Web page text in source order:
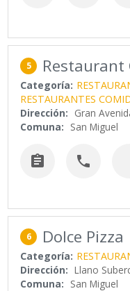
5 Restaurant
Categoría:
RESTAURANTES
Dirección: Gran
Comuna: San Miguel
 
6 Dolce Pizza
Categoría:
Dirección: Llano
Comuna: San Miguel